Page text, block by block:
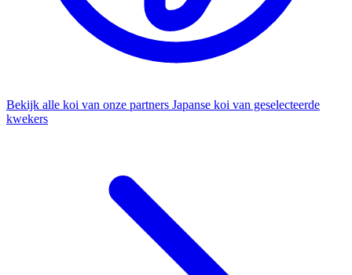
Bekijk alle koi van onze partners Japanse koi van geselecteerde
kwekers